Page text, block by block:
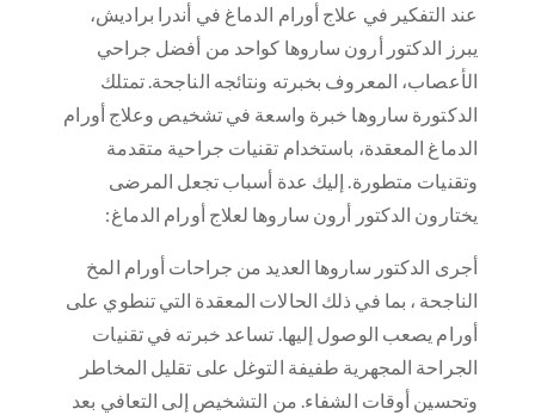
عند التفكير في علاج أورام الدماغ في أندرا براديش،
يبرز الدكتور أرون ساروها كواحد من أفضل جراحي
الأعصاب، المعروف بخبرته ونتائجه الناجحة. تمتلك
الدكتورة ساروها خبرة واسعة في تشخيص وعلاج أورام
الدماغ المعقدة، باستخدام تقنيات جراحية متقدمة
وتقنيات متطورة. إليك عدة أسباب تجعل المرضى
يختارون الدكتور أرون ساروها لعلاج أورام الدماغ:
أجرى الدكتور ساروها العديد من جراحات أورام المخ
الناجحة ، بما في ذلك الحالات المعقدة التي تنطوي على
أورام يصعب الوصول إليها. تساعد خبرته في تقنيات
الجراحة المجهرية طفيفة التوغل على تقليل المخاطر
وتحسين أوقات الشفاء. من التشخيص إلى التعافي بعد